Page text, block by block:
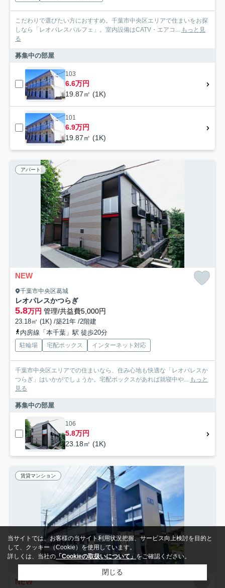
こだわりで選びたい方におすすめ。千葉市中央区エリアで住まいをお探
しなら「レオパレスパルフェ」。室内設備はCATV・エアコ...
もっと見
る
募集中の部屋
103
6.6万円
19.87㎡ (1K)
101
6.9万円
19.87㎡ (1K)
アパート
NEW
千葉市中央区葛城
レオパレスかつらぎ
5.8万円 管理/共益費5,000円
23.18㎡ (1K) /築21年 /2階建
内房線「本千葉」駅 徒歩20分
駐輪場 宅配ボックス インターネット対応
千葉市中央区エリアでの住まいなら、住み心地も快適な「レオパレスか
つらぎ」はいかがでしょうか。宅配ボックスがあれば就寝中や...
もっと
見る
募集中の部屋
106
5.8万円
23.18㎡ (1K)
賃貸マンション
NEW
当サイトでは、お客様の当サイト利用状況把握、サービス向上検討を目的と
して、クッキー（Cookie）を使用しています。
詳しくは、当社の 「Cookieの取扱いについて」 をご確認ください。
閉じる